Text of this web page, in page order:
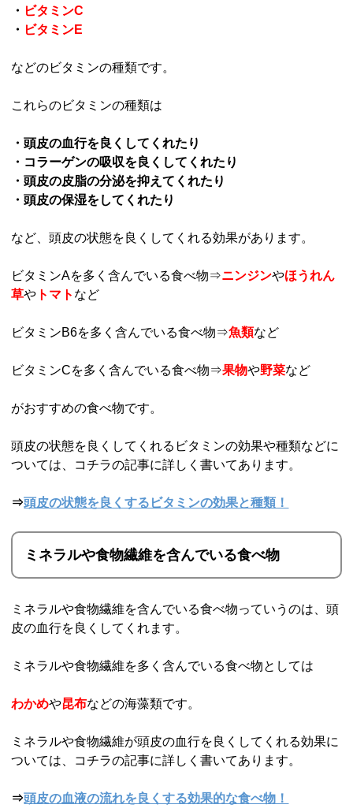
・ ビタミンC
・ ビタミンE
などのビタミンの種類です。
これらのビタミンの種類は
・頭皮の血行を良くしてくれたり
・コラーゲンの吸収を良くしてくれたり
・頭皮の皮脂の分泌を抑えてくれたり
・頭皮の保湿をしてくれたり
など、頭皮の状態を良くしてくれる効果があります。
ビタミンAを多く含んでいる食べ物⇒ニンジンやほうれん
草や トマト など
ビタミンB6を多く含んでいる食べ物⇒魚類など
ビタミンCを多く含んでいる食べ物⇒果物や野菜など
がおすすめの食べ物です。
頭皮の状態を良くしてくれるビタミンの効果や種類などに
ついては、コチラの記事に詳しく書いてあります。
⇒頭皮の状態を良くするビタミンの効果と種類！
ミネラルや食物繊維を含んでいる食べ物
ミネラルや食物繊維を含んでいる食べ物っていうのは、頭
皮の血行を良くしてくれます。
ミネラルや食物繊維を多く含んでいる食べ物としては
わかめや昆布などの海藻類です。
ミネラルや食物繊維が頭皮の血行を良くしてくれる効果に
ついては、コチラの記事に詳しく書いてあります。
⇒頭皮の血液の流れを良くする効果的な食べ物！